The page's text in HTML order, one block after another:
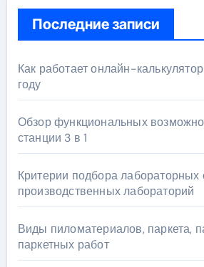
Последние записи
Как работает онлайн-
году
Обзор функциональных
станции 3 в 1
Критерии подбора лабораторных
производственных лабораторий
Виды пиломатериалов, паркета,
паркетных работ